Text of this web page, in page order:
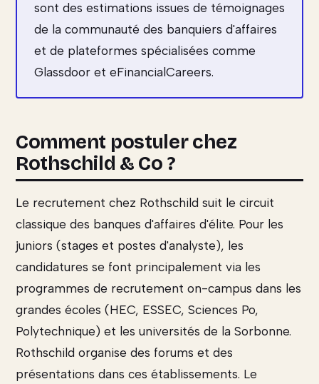
sont des estimations issues de témoignages
de la communauté des banquiers d'affaires
et de plateformes spécialisées comme
Glassdoor et eFinancialCareers.
Comment postuler chez
Rothschild & Co ?
Le recrutement chez Rothschild suit le circuit
classique des banques d'affaires d'élite. Pour les
juniors (stages et postes d'analyste), les
candidatures se font principalement via les
programmes de recrutement on-campus dans les
grandes écoles (HEC, ESSEC, Sciences Po,
Polytechnique) et les universités de la Sorbonne.
Rothschild organise des forums et des
présentations dans ces établissements. Le